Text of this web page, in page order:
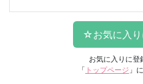
お気に入りに登
「 トップページ 」